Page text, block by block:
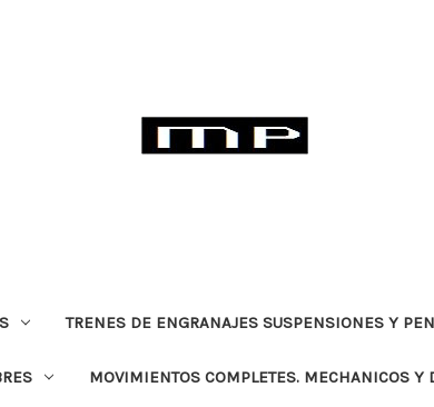
TRENES DE ENGRANAJES SUSPENSIONES Y
MOVIMIENTOS COMPLETES. MECHANICOS Y